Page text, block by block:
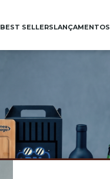
BEST SELLERSLANÇAMENTOS